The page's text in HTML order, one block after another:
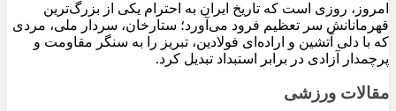
امروز، روزی است که تاریخ ایران به احترام یکی از بزرگ‌ترین
قهرمانانش سر تعظیم فرود می‌آورد؛ ستارخان، سردار ملی، مردی
که با دلی آتشین و اراده‌ای فولادین، تبریز را به سنگر مقاومت و
پرچمدار آزادی در برابر استبداد تبدیل کرد.
مقالات ورزشی